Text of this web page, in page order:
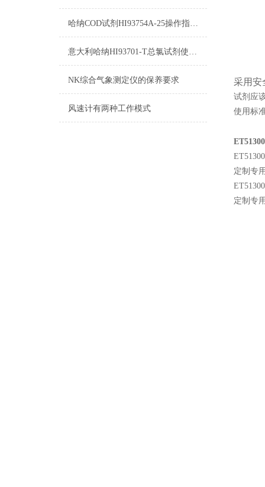
哈纳COD试剂HI93754A-25操作指南及测量标准
意大利哈纳HI93701-T总氯试剂使用说明及详细参数
NK综合气象测定仪的保养要求
风速计有两种工作模式
采用安
试剂应
使用标
定制专
定制专